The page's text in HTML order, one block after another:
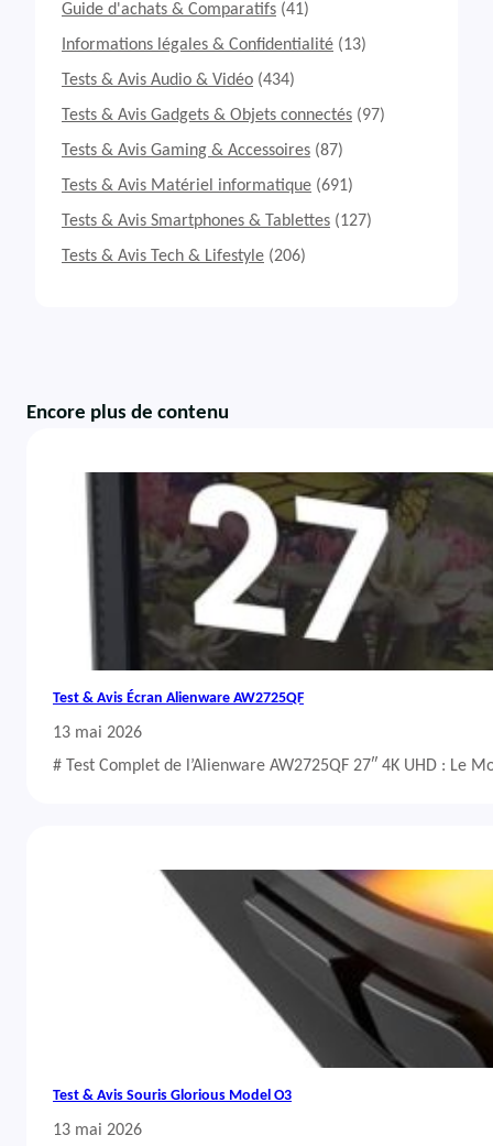
Guide d'achats & Comparatifs (41)
Informations légales & Confidentialité (13)
Tests & Avis Audio & Vidéo (434)
Tests & Avis Gadgets & Objets connectés (97)
Tests & Avis Gaming & Accessoires (87)
Tests & Avis Matériel informatique (691)
Tests & Avis Smartphones & Tablettes (127)
Tests & Avis Tech & Lifestyle (206)
Encore plus de contenu
Test & Avis Écran Alienware AW2725QF
13 mai 2026
# Test Complet de l’Alienware AW2725QF 27″ 4K UHD : Le
Test & Avis Souris Glorious Model O3
13 mai 2026